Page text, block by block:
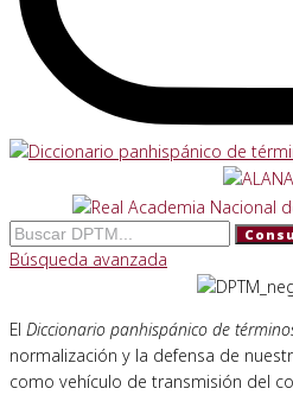
Búsqueda avanzada
El Diccionario panhispánico de
normalización y la defensa de
como vehículo de transmisión del